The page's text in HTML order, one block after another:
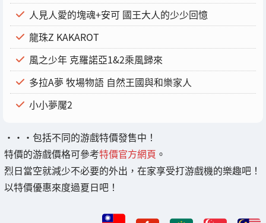
人見人愛的塊魂+安可 國王大人的少少回憶
龍珠Z KAKAROT
風之少年 克羅諾亞1&2乘風歸來
多拉A夢 牧場物語 自然王國與和樂家人
小小夢魘2
・・・包括不同的游戲特價發售中！
特價的游戲價格可參考特價官方網頁 。
烈日當空就減少不必要的外出，在家享受打游戲機的樂趣吧！
以特價優惠來度過夏日吧！